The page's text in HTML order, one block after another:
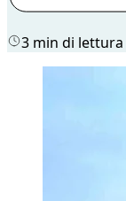
3 min di lettura